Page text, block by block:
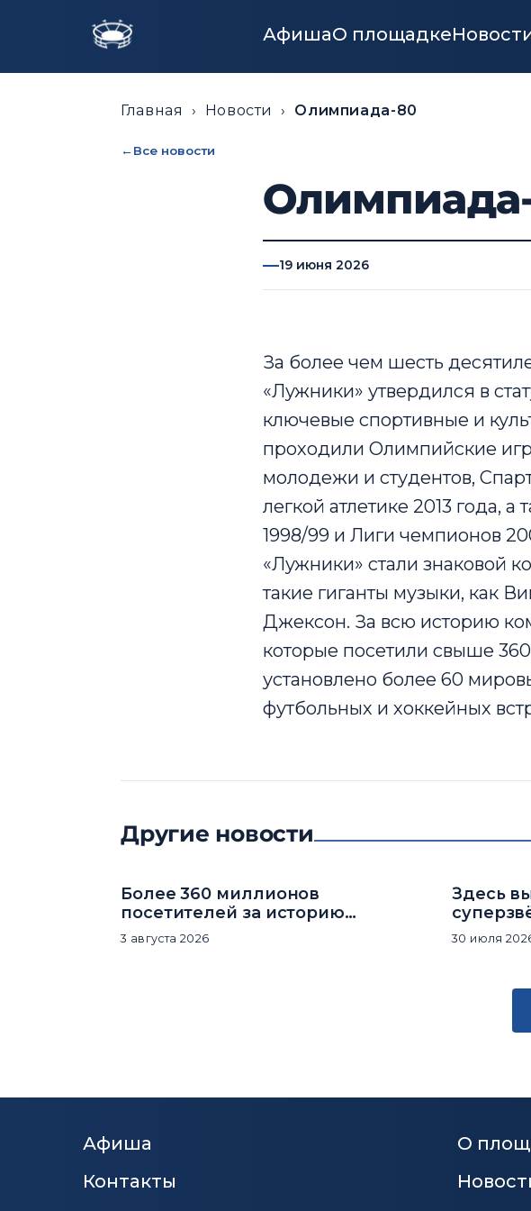
АфишаО площадке
Главная › Новости › Олимпиада-80
Все новости
19 июня 2026
За более чем шесть
«Лужники» утвердился в
ключевые спортивные и
проходили Олимпийские
молодежи и студентов,
легкой атлетике 2013 года,
1998/99 и Лиги чемпионов
«Лужники» стали знаковой
такие гиганты музыки, как
Джексон. За всю историю
которые посетили свыше
установлено более 60
футбольных и хоккейных
Другие новости
Более 360 миллионов
посетителей за историю
комплекса
3 августа 2026
Здесь
30 июля
Афиша
О
Контакты